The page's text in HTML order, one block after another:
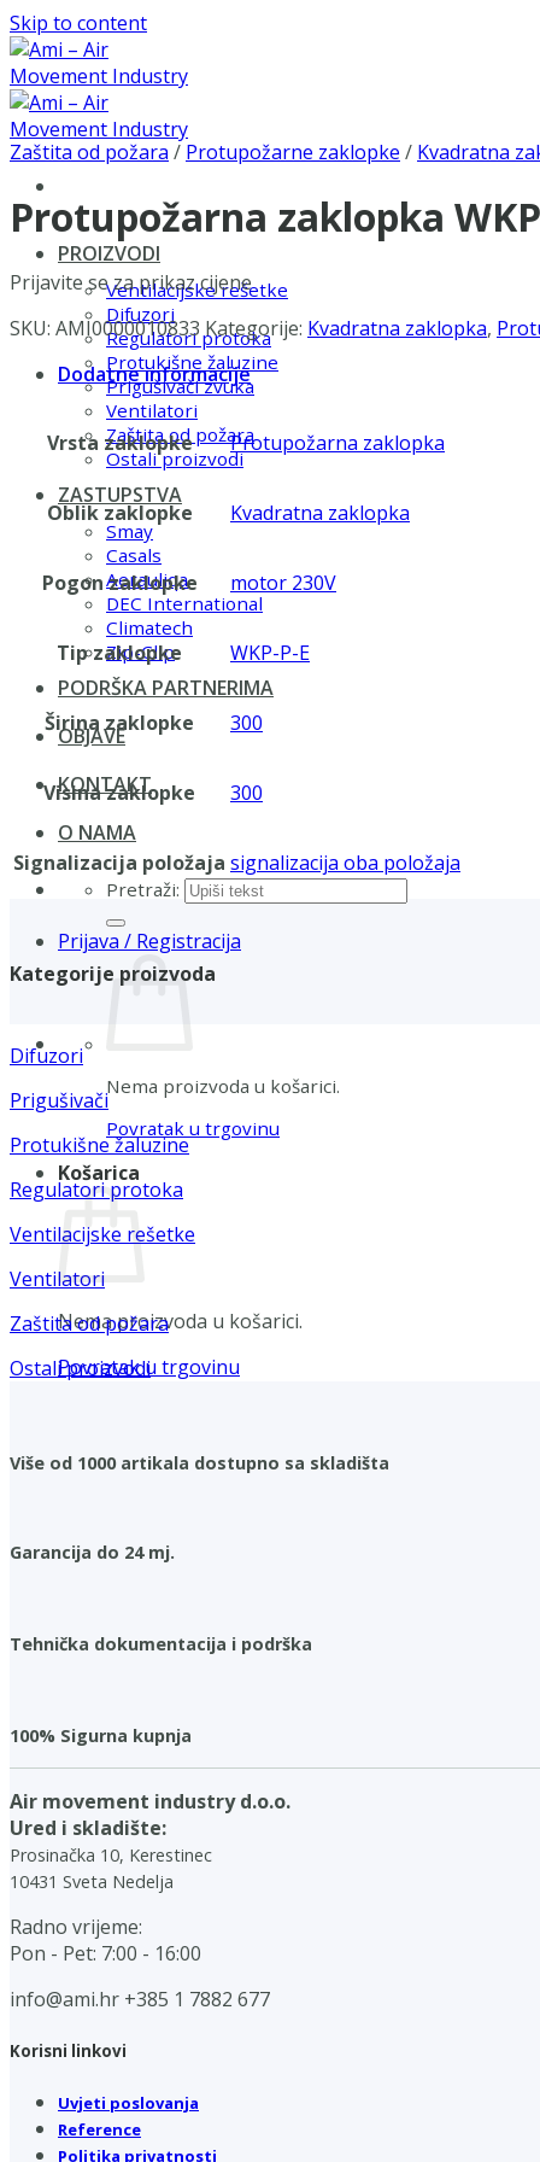
Skip to content
PROIZVODI
Ventilacijske rešetke
Difuzori
Regulatori protoka
Protukišne žaluzine
Prigušivači zvuka
Ventilatori
Zaštita od požara
Ostali proizvodi
ZASTUPSTVA
Smay
Casals
Aerauliqa
DEC International
Climatech
Zip-Clip
PODRŠKA PARTNERIMA
OBJAVE
KONTAKT
O NAMA
Pretraži:
Prijava / Registracija
Nema proizvoda u košarici.
Povratak u trgovinu
Košarica
Nema proizvoda u košarici.
Povratak u trgovinu
Zaštita od požara / Protupožarne zaklopke / Kvadratna
Protupožarna zaklopka
Prijavite se za prikaz cijene
SKU: AMI0000010833 Kategorije: Kvadratna zaklopka,
Dodatne informacije
Vrsta zaklopke Protupožarna zaklopka
Oblik zaklopke Kvadratna zaklopka
Pogon zaklopke motor 230V
Tip zaklopke WKP-P-E
Širina zaklopke 300
Visina zaklopke 300
Signalizacija položaja signalizacija oba položaja
Kategorije proizvoda
Difuzori
Prigušivači
Protukišne žaluzine
Regulatori protoka
Ventilacijske rešetke
Ventilatori
Zaštita od požara
Ostali proizvodi
Više od 1000 artikala dostupno sa skladišta
Garancija do 24 mj.
Tehnička dokumentacija i podrška
100% Sigurna kupnja
Air movement industry d.o.o.
Ured i skladište:
Prosinačka 10, Kerestinec
10431 Sveta Nedelja
Radno vrijeme:
Pon - Pet: 7:00 - 16:00
info@ami.hr +385 1 7882 677
Korisni linkovi
Uvjeti poslovanja
Reference
Politika privatnosti